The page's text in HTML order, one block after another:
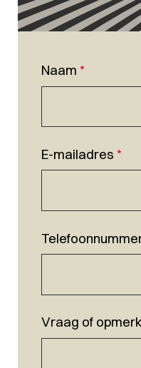
Naam *
E-mailadres *
Vraag of